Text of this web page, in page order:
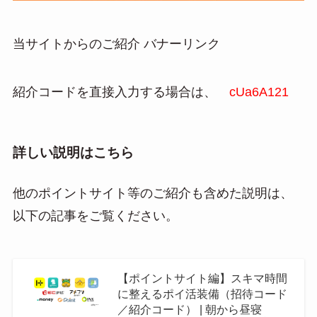
当サイトからのご紹介 バナーリンク
紹介コードを直接入力する場合は、 cUa6A121
詳しい説明はこちら
他のポイントサイト等のご紹介も含めた説明は、
以下の記事をご覧ください。
【ポイントサイト編】スキマ時間
に整えるポイ活装備（招待コード
／紹介コード） | 朝から昼寝